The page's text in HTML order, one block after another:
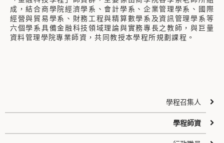
成，結合商學院經濟學系、會計學系、企業管理學系、國際
經營與貿易學系、財務工程與精算數學系及資訊管理學系等
六個學系具備金融科技領域理論與實務專長之教師，與巨量
資料管理學院專業師資，共同教授本學程所規劃課程。
學程召集人
學程師資